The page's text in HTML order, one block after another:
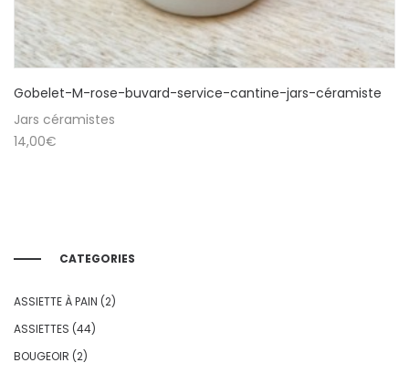
Gobelet-M-rose-buvard-service-cantine-jars-céramiste
Jars céramistes
14,00€
CATEGORIES
ASSIETTE À PAIN (2)
ASSIETTES (44)
BOUGEOIR (2)